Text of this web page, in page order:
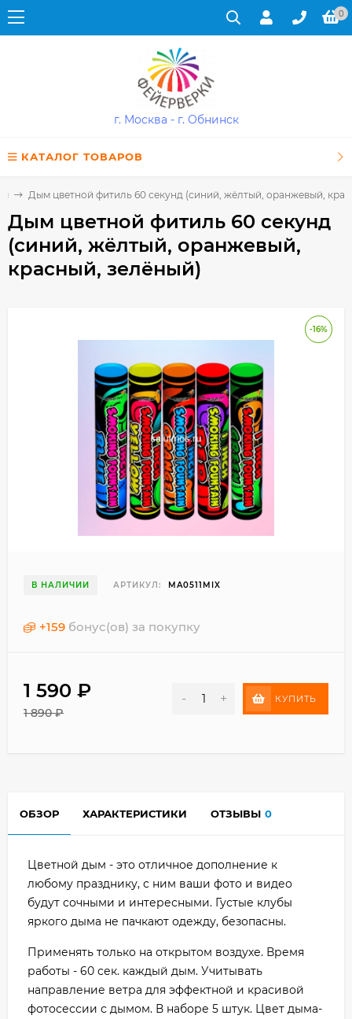
0
г. Москва - г. Обнинск
КАТАЛОГ ТОВАРОВ
Дым цветной фитиль 60 секунд (синий, жёлтый, оранжевый,
Дым цветной фитиль 60 секунд
(синий, жёлтый, оранжевый,
красный, зелёный)
-16%
В НАЛИЧИИ АРТИКУЛ: MA0511MIX
+159 бонус(ов) за покупку
1 590 ₽
1 890₽
- + КУПИТЬ
ОБЗОР ХАРАКТЕРИСТИКИ ОТЗЫВЫ 0
Цветной дым - это отличное дополнение к
любому празднику, с ним ваши фото и видео
будут сочными и интересными. Густые клубы
яркого дыма не пачкают одежду, безопасны.
Применять только на открытом воздухе. Время
работы - 60 сек. каждый дым. Учитывать
направление ветра для эффектной и красивой
фотосессии с дымом. В наборе 5 штук. Цвет дыма-